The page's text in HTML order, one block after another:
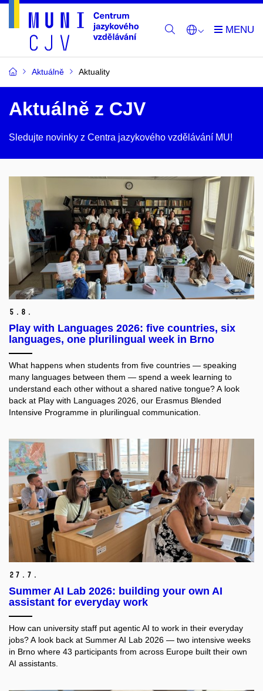
Aktuálně Aktuality
Aktuálně z CJV
Sledujte novinky z Centra jazykového vzdělávání MU!
5. 8.
Play with Languages 2026: five countries, six
languages, one plurilingual week in Brno
What happens when students from five countries — speaking
many languages between them — spend a week learning to
understand each other without a shared native tongue? A look
back at Play with Languages 2026, our Erasmus Blended
Intensive Programme in plurilingual communication.
27. 7.
Summer AI Lab 2026: building your own AI
assistant for everyday work
How can university staff put agentic AI to work in their everyday
jobs? A look back at Summer AI Lab 2026 — two intensive weeks
in Brno where 43 participants from across Europe built their own
AI assistants.